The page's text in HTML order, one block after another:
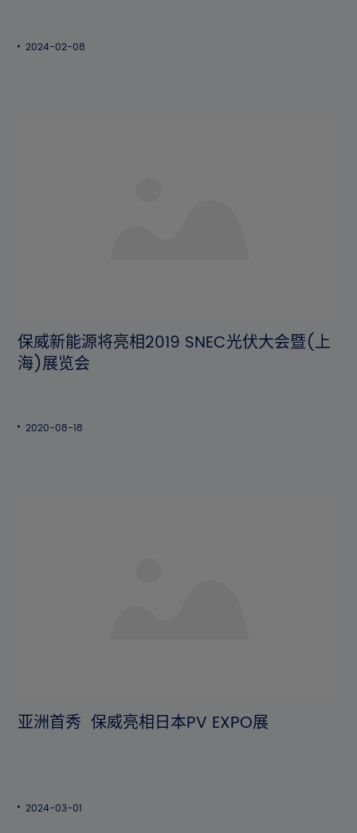
2024-02-08
保威新能源将亮相2019 SNEC光伏大会暨(上
海)展览会
2020-08-18
亚洲首秀 保威亮相日本PV EXPO展
2024-03-01